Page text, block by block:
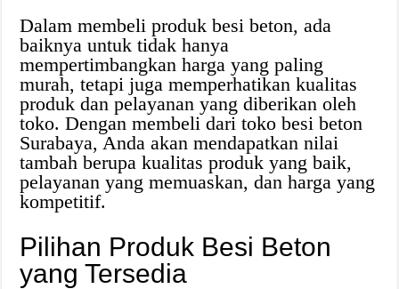
Dalam membeli produk besi beton, ada
baiknya untuk tidak hanya
mempertimbangkan harga yang paling
murah, tetapi juga memperhatikan kualitas
produk dan pelayanan yang diberikan oleh
toko. Dengan membeli dari toko besi beton
Surabaya, Anda akan mendapatkan nilai
tambah berupa kualitas produk yang baik,
pelayanan yang memuaskan, dan harga yang
kompetitif.
Pilihan Produk Besi Beton
yang Tersedia